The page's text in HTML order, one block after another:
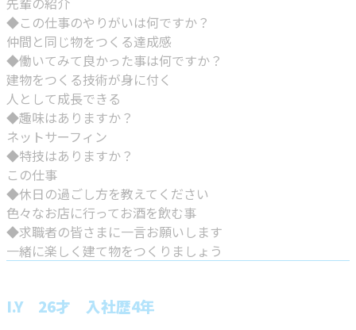
◆この仕事のやりがいは何ですか？
仲間と同じ物をつくる達成感
◆働いてみて良かった事は何ですか？
建物をつくる技術が身に付く
人として成長できる
◆趣味はありますか？
ネットサーフィン
◆特技はありますか？
この仕事
◆休日の過ごし方を教えてください
色々なお店に行ってお酒を飲む事
◆求職者の皆さまに一言お願いします
一緒に楽しく建て物をつくりましょう
I.Y 26才 入社歴4年